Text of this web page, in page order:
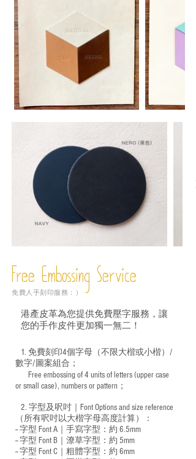
Free Embossing Service
免費人手刻印服務：）
港產皮革為您提供免費壓字服務，讓
您的手作皮件更加獨一無二！
1. 免費刻印4個字母（不限大楷或小楷）/
數字/圖案組合；
Free embossing of 4 units of letters (upper case
or small case), numbers or pattern；
2. 字型及呎吋｜ Font Options and size reference
（所有呎吋以大楷字母高度計算）：
-- 字型 Font A｜手寫字型：約 6.5mm
-- 字型 Font B｜潦草字型： 約 5mm
-- 字型 Font C｜粗體字型：約 6mm